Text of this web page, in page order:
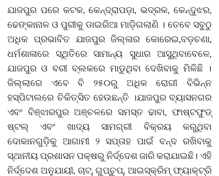
ଯାଜପୁର ପରେ କଟକ, କେନ୍ଦ୍ରାପଡ଼ା, ଭଦ୍ରକ, କେନ୍ଦୁଝର,
ଢେଙ୍କାନାଳ ଓ ପୁରୀକୁ ଡାଇରିଆ ମାଡ଼ିଗଲାଣି । ତେବେ ସବୁଠୁ
ଅଧିକ ପ୍ରଭାବିତ ଯାଜପୁର ଜିଲ୍ଳାର କୋରେଇ,ବଡ଼ଚଣା,
ଧର୍ମଶାଳାରେ ସ୍ଥିତିରେ ସାମାନ୍ୟ ସୁଧାର ଆସୁଥିବାବେଳେ,
ଯାଜପୁର ଓ ବରୀ ବ୍ଲକରେ ମାଡୁଥିବା ଦେଖିବାକୁ ମିଳିଛି ।
ଜିଲ୍ଲାରେ ଏବେ ବି ୨୫୦ରୁ ଅଧିକ ରୋଗୀ ବିଭିନ୍ନ
ହସ୍ପିଟାଲରେ ଚିକିତ୍ସିତ ହେଉଛନ୍ତି ।ଯାଜପୁର ବ୍ୟାସନଗର
ଏବଂ ବିଞ୍ଝାରପୁର ଅଞ୍ଚଳରେ ସମସ୍ତ ଢାବା, ଫାଷ୍ଟଫୁଡ୍
ଷ୍ଟଲ୍ ଏବଂ ଖାଦ୍ୟ ସାମଗ୍ରୀ ବିକ୍ରୟ କରୁଥିବା
ଦୋକାନଗୁଡ଼ିକୁ ଆଗାମୀ ୨ ସପ୍ତାହ ପାଇଁ ବନ୍ଦ ରଖିବାକୁ
ସ୍ଥାନୀୟ ପ୍ରଶାସନ ପକ୍ଷରୁ ନିର୍ଦ୍ଦେଶ ଜାରି କରାଯାଇଛି। ଏହି
ନିର୍ଦ୍ଦେଶ ଅନୁଯାୟୀ, ଚାଟ୍, ଗୁପ୍‌ଚୁପ୍, ଆଇସ୍‌କ୍ରିମ୍ ଫ୍ୟାକ୍ଟ୍ରି